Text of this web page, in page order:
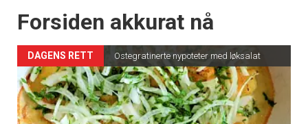
Forsiden akkurat nå
DAGENS RETT Ostegratinerte nypoteter med løksalat